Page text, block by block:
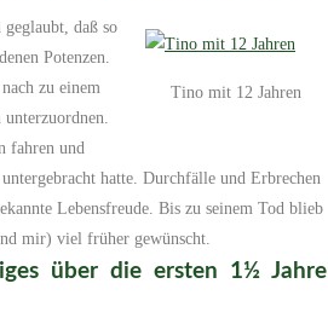
Tino mit 12 Jahren
daß so
Potenzen.
zu einem
fahren und
hatte. Durchfälle und Erbrechen
Lebensfreude. Bis zu seinem Tod blieb
mir) viel früher gewünscht.
über die ersten 1½ Jahre